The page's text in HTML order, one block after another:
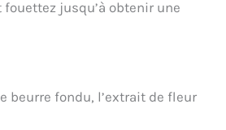
jusqu’à obtenir une
beurre fondu, l’extrait de fleur